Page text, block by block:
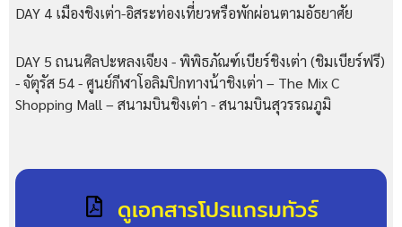
DAY 4 เมืองชิงเต่า-อิสระท่องเที่ยวหรือพักผ่อนตามอัธยาศัย
DAY 5 ถนนศิลปะหลงเจียง - พิพิธภัณฑ์เบียร์ชิงเต่า (ชิมเบียร์ฟรี)
- จัตุรัส 54 - ศูนย์กีฬาโอลิมปิกทางน้าชิงเต่า – The Mix C
Shopping Mall – สนามบินชิงเต่า - สนามบินสุวรรณภูมิ
ดูเอกสารโปรแกรมทัวร์